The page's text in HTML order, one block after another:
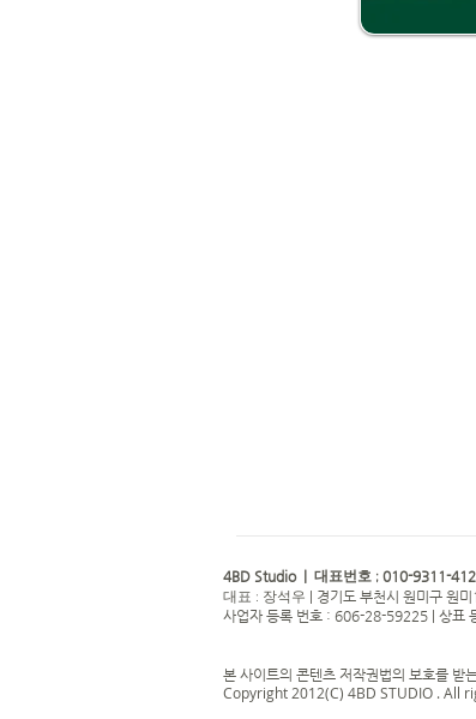
4BD Studio | 대표번호 ; 010-9311-
대표 : 장석우
경기도 부천시 원미구 원
사업자 등록 번호 : 606-28-59225 | 상표
본 사이트의 콘텐츠 저작권법의 보호를 받
Copyright 2012(C) 4BD STUDIO . All